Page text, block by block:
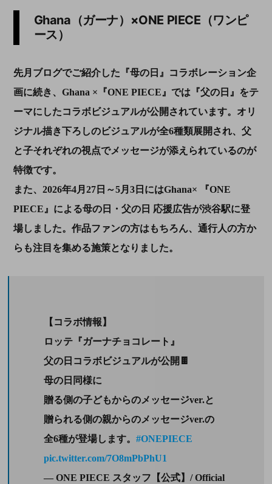
Ghana（ガーナ）×ONE PIECE（ワンピ
ース）
先月ブログでご紹介した『母の日』コラボレーション企
画に続き、Ghana ×『ONE PIECE』では『父の日』をテ
ーマにしたコラボビジュアルが公開されています。オリ
ジナル描き下ろしのビジュアルが全6種類展開され、父
と子それぞれの視点でメッセージが添えられているのが
特徴です。
また、2026年4月27日～5月3日にはGhana× 『ONE
PIECE』による母の日・父の日 応援広告が渋谷駅に登
場しました。作品ファンの方はもちろん、通行人の方か
らも注目を集める施策となりました。
【コラボ情報】
ロッテ『ガーナチョコレート』
父の日コラボビジュアルが公開🍫
母の日同様に
贈る側の子どもからのメッセージver.と
贈られる側の親からのメッセージver.の
全6種が登場します。 #ONEPIECE
pic.twitter.com/7O8mPbPhU1
— ONE PIECE スタッフ【公式】/ Official